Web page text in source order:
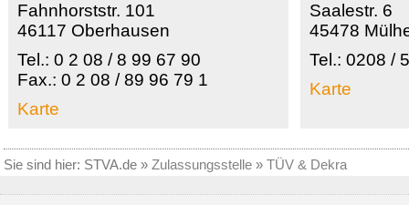
Fahnhorststr. 101
46117 Oberhausen
Tel.: 0 2 08 / 8 99 67 90
Fax.: 0 2 08 / 89 96 79 1
Karte
Saalestr. 6
45478
Tel.: 0208 /
Karte
Sie sind hier: STVA.de » Zulassungsstelle » TÜV & Dekra